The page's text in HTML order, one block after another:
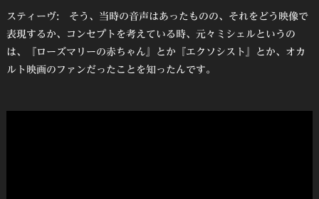
スティーヴ: そう、当時の音声はあったものの、それをどう映像で
表現するか、コンセプトを考えている時、元々ミシェルというの
は、『ローズマリーの赤ちゃん』とか『エクソシスト』とか、オカ
ルト映画のファンだったことを知ったんです。